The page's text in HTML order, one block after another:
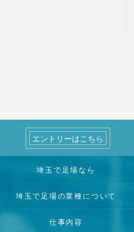
エントリーはこちら
埼玉で足場なら
埼玉で足場の業種について
仕事内容